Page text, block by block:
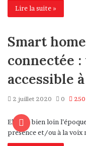
Lire la suite »
Smart
connectée
accessible
2 juillet 2020 0 250
Elle est bien loin
présence et/ou à la voix